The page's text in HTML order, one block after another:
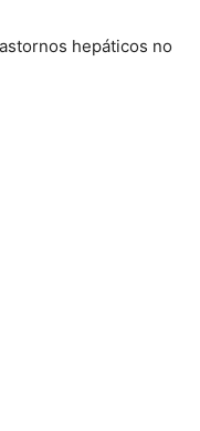
hepáticos no